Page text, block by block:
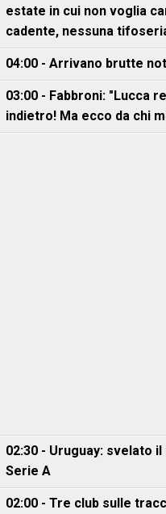
estate in cui non voglia
cadente, nessuna
04:00 - Arrivano brutte
03:00 - Fabbroni: "Lucca
indietro! Ma ecco da chi
02:30 - Uruguay: svelato
Serie A
02:00 - Tre club sulle